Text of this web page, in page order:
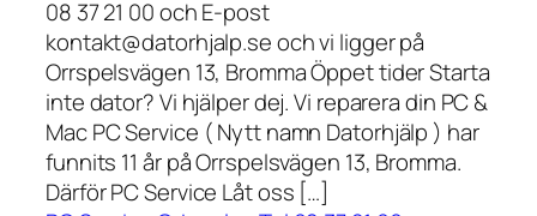
08 37 21 00 och E-post
kontakt@datorhjalp.se och vi ligger på
Orrspelsvägen 13, Bromma Öppet tider Starta
inte dator? Vi hjälper dej. Vi reparera din PC &
Mac PC Service ( Nytt namn Datorhjälp ) har
funnits 11 år på Orrspelsvägen 13, Bromma.
Därför PC Service Låt oss […]